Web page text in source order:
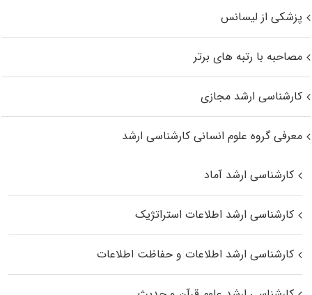
پزشکی از لیسانس
مصاحبه با رتبه های برتر
کارشناسی ارشد مجازی
معرفی گروه علوم انسانی کارشناسی ارشد
کارشناسی ارشد آماد
کارشناسی ارشد اطلاعات استراتژیک
کارشناسی ارشد اطلاعات و حفاظت اطلاعات